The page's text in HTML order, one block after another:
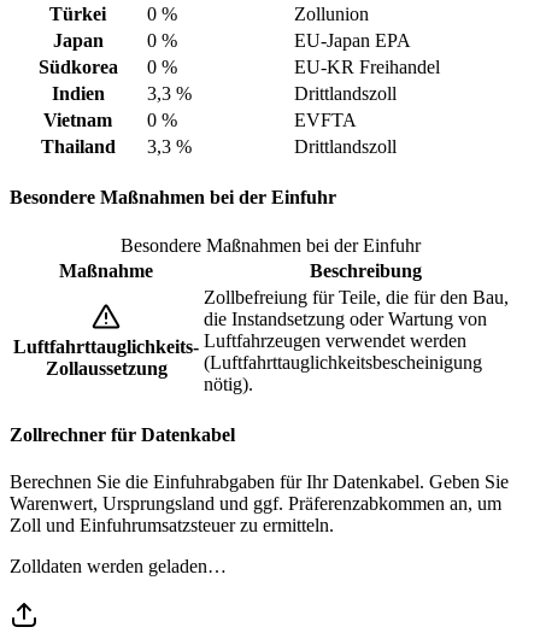
Türkei
0 %
Zollunion
Japan
0 %
EU-Japan EPA
Südkorea
0 %
EU-KR Freihandel
Indien
3,3 %
Drittlandszoll
Vietnam
0 %
EVFTA
Thailand
3,3 % Drittlandszoll
Besondere Maßnahmen bei der Einfuhr
Besondere Maßnahmen bei der Einfuhr
Maßnahme
Beschreibung
Luftfahrttauglichkeits-
Zollaussetzung
Zollbefreiung für Teile, die für den Bau,
die Instandsetzung oder Wartung von
Luftfahrzeugen verwendet werden
(Luftfahrttauglichkeitsbescheinigung
nötig).
Zollrechner für Datenkabel
Berechnen Sie die Einfuhrabgaben für Ihr Datenkabel. Geben Sie
Warenwert, Ursprungsland und ggf. Präferenzabkommen an, um
Zoll und Einfuhrumsatzsteuer zu ermitteln.
Zolldaten werden geladen…